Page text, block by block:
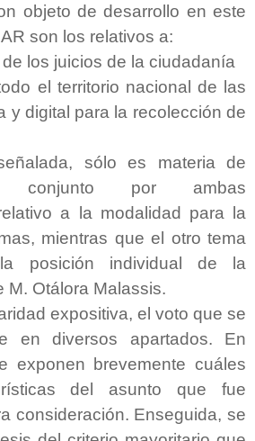
objeto de desarrollo en este
son los relativos a:
los juicios de la ciudadanía
el territorio nacional de las
y digital para la recolección de
sólo es materia de
conjunto por ambas
a la modalidad para la
mientras que el otro tema
posición individual de la
M. Otálora Malassis.
expositiva, el voto que se
en diversos apartados. En
exponen brevemente cuáles
del asunto que fue
consideración. Enseguida, se